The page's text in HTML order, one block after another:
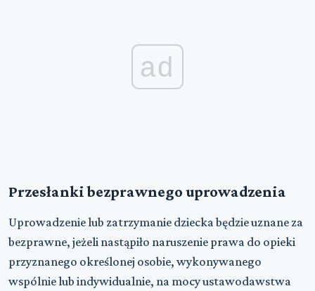
ad
Przesłanki bezprawnego uprowadzenia
Uprowadzenie lub zatrzymanie dziecka będzie uznane za
bezprawne, jeżeli nastąpiło naruszenie prawa do opieki
przyznanego określonej osobie, wykonywanego
wspólnie lub indywidualnie, na mocy ustawodawstwa